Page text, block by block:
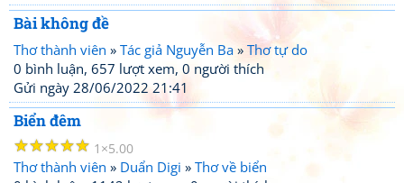
Bài không đề
Thơ thành viên » Tác giả Nguyễn Ba » Thơ tự do
0 bình luận, 657 lượt xem, 0 người thích
Gửi ngày 28/06/2022 21:41
Biển đêm
☆
☆
☆
☆
☆ 1 5.00
Thơ thành viên » Duẩn Digi » Thơ về biển